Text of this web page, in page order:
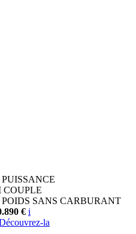
PUISSANCE
COUPLE
POIDS SANS CARBURANT
€ i
la